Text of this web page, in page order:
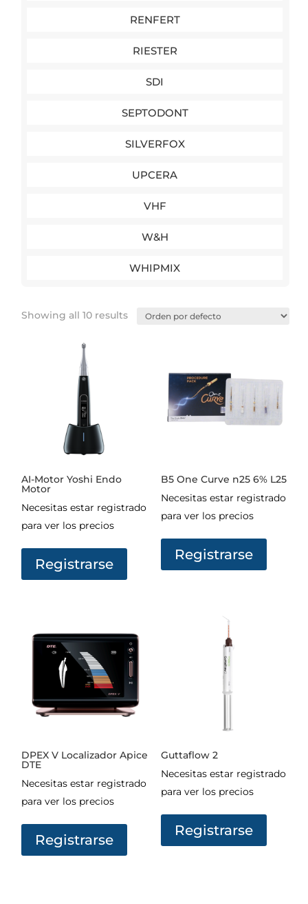
RENFERT
RIESTER
SDI
SEPTODONT
SILVERFOX
UPCERA
VHF
W&H
WHIPMIX
Showing all 10 results
AI-Motor Yoshi Endo
Motor
Necesitas estar registrado
para ver los precios
Registrarse
B5 One Curve n25 6% L25
Necesitas estar registrado
para ver los precios
Registrarse
DPEX V Localizador Apice
DTE
Necesitas estar registrado
para ver los precios
Registrarse
Guttaflow 2
Necesitas estar registrado
para ver los precios
Registrarse